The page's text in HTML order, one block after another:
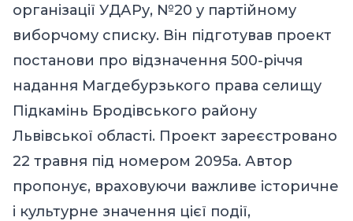
організації УДАРу, №20 у партійному
виборчому списку. Він підготував проект
постанови про відзначення 500-річчя
надання Магдебурзького права селищу
Підкамінь Бродівського району
Львівської області. Проект зареєстровано
22 травня під номером 2095а. Автор
пропонує, враховуючи важливе історичне
і культурне значення цієї події,